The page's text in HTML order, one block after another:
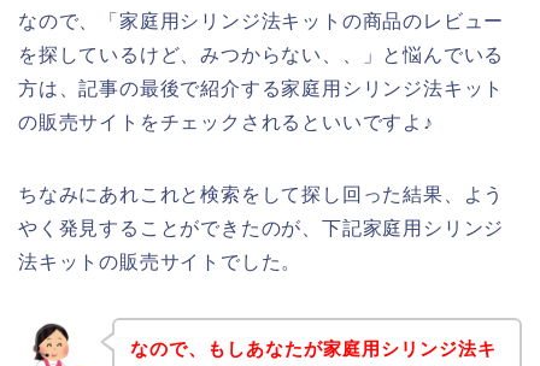
なので、「家庭用シリンジ法キットの商品のレビュー
を探しているけど、みつからない、、」と悩んでいる
方は、記事の最後で紹介する家庭用シリンジ法キット
の販売サイトをチェックされるといいですよ♪
ちなみにあれこれと検索をして探し回った結果、よう
やく発見することができたのが、下記家庭用シリンジ
法キットの販売サイトでした。
なので、もしあなたが家庭用シリンジ法キ